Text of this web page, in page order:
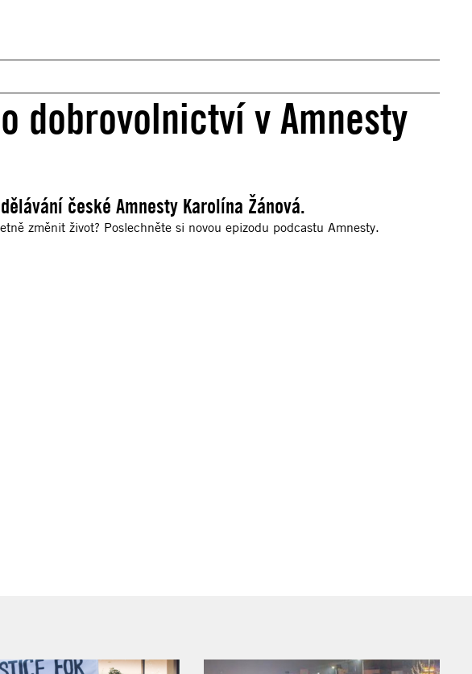
dobrovolnictví v Amnesty
české Amnesty Karolína Žánová.
změnit život? Poslechněte si novou epizodu podcastu Amnesty.